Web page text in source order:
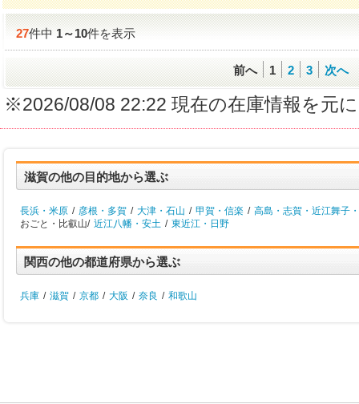
27件中1～10件を表示
前へ 1 2 3 次へ
※2026/08/08 22:22 現在の在庫情報を元
滋賀の他の目的地から選ぶ
長浜・米原 / 彦根・多賀 / 大津・石山 / 甲賀・信楽 / 高島・志賀・近江舞子
おごと・比叡山/ 近江八幡・安土 / 東近江・日野
関西の他の都道府県から選ぶ
兵庫 / 滋賀 / 京都 / 大阪 / 奈良 / 和歌山